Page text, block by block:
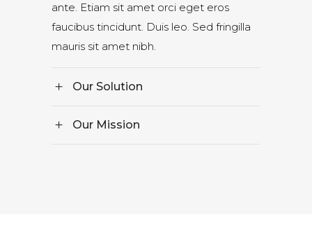
ante. Etiam sit amet orci eget eros
faucibus tincidunt. Duis leo. Sed fringilla
mauris sit amet nibh.
Our Solution
Our Mission